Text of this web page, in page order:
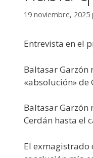
19 noviembre, 2025
Entrevista en el
Baltasar Garzón
«absolución» de
Baltasar Garzón
Cerdán hasta el
El exmagistrado